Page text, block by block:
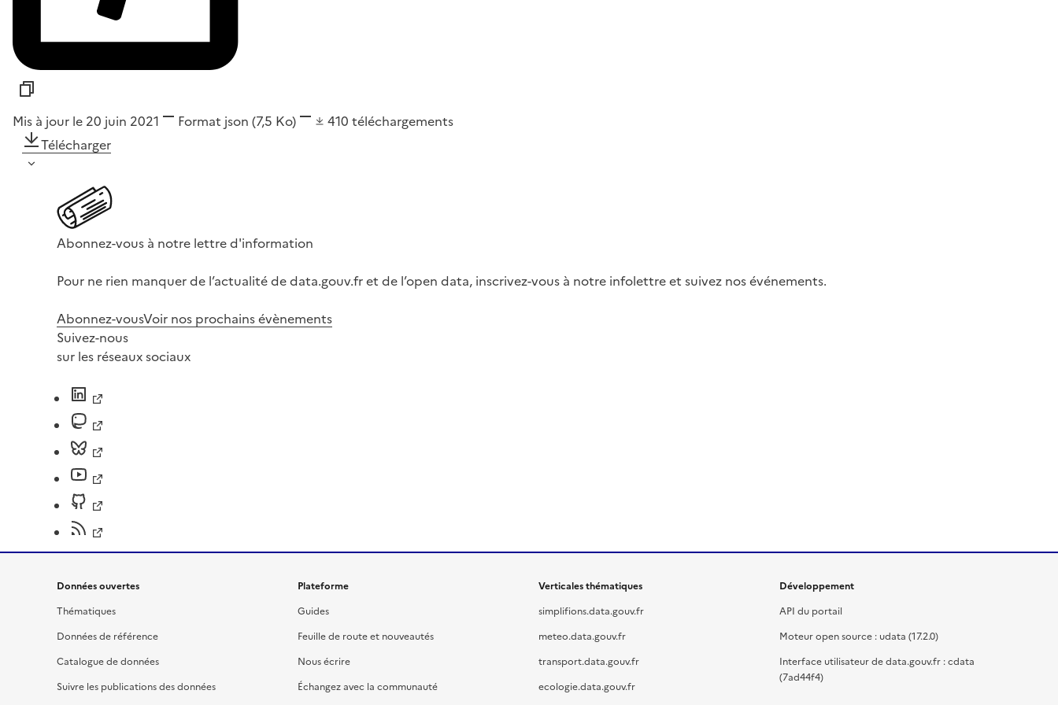
Mis à jour le 20 juin 2021 Format json (7,5 Ko) 410 téléchargements
Télécharger
Abonnez-vous à notre lettre d'information
Pour ne rien manquer de l’actualité de data.gouv.fr et de l’open data, inscrivez-vous à notre infolettre et suivez nos événements.
Abonnez-vousVoir nos prochains évènements
Suivez-nous
sur les réseaux sociaux
Données ouvertes
Thématiques
Données de référence
Catalogue de données
Suivre les publications des données
Plateforme
Guides
Feuille de route et nouveautés
Nous écrire
Échangez avec la communauté
Verticales thématiques
simplifions.data.gouv.fr
meteo.data.gouv.fr
transport.data.gouv.fr
ecologie.data.gouv.fr
Développement
API du portail
Moteur open source : udata (17.2.0)
Interface utilisateur de data.gouv.fr : cdata
(7ad44f4)